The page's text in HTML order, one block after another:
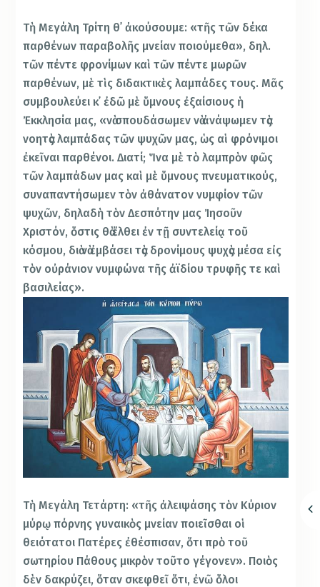
Τὴ Μεγάλη Τρίτη θ᾿ ἀκούσουμε: «τῆς τῶν δέκα
παρθένων παραβολῆς μνείαν ποιούμεθα», δηλ.
τῶν πέντε φρονίμων καὶ τῶν πέντε μωρῶν
παρθένων, μὲ τὶς διδακτικὲς λαμπάδες τους. Μᾶς
συμβουλεύει κ᾿ ἐδῶ μὲ ὕμνους ἐξαίσιους ἡ
Ἐκκλησία μας, «νὰ σπουδάσωμεν νὰ ἀνάψωμεν τὰς
νοητὰς λαμπάδας τῶν ψυχῶν μας, ὡς αἱ φρόνιμοι
ἐκεῖναι παρθένοι. Διατί; Ἵνα μὲ τὸ λαμπρὸν φῶς
τῶν λαμπάδων μας καὶ μὲ ὕμνους πνευματικούς,
συναπαντήσωμεν τὸν ἀθάνατον νυμφίον τῶν
ψυχῶν, δηλαδὴ τὸν Δεσπότην μας Ἰησοῦν
Χριστόν, ὅστις θὰ ἔλθει ἐν τῇ συντελείᾳ τοῦ
κόσμου, διὰ νὰ ἐμβάσει τὰς δρονίμους ψυχὰς μέσα εἰς
τὸν οὐράνιον νυμφώνα τῆς ἀϊδίου τρυφῆς τε καὶ
βασιλείας».
Τὴ Μεγάλη Τετάρτη: «τῆς ἀλειψάσης τὸν Κύριον
μύρῳ πόρνης γυναικὸς μνείαν ποιεῖσθαι οἱ
θειότατοι Πατέρες ἐθέσπισαν, ὅτι πρὸ τοῦ
σωτηρίου Πάθους μικρὸν τοῦτο γέγονεν». Ποιὸς
δὲν δακρύζει, ὅταν σκεφθεῖ ὅτι, ἐνῶ ὅλοι